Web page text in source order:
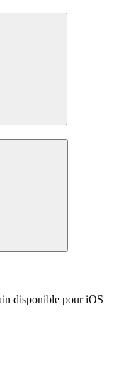
disponible pour iOS